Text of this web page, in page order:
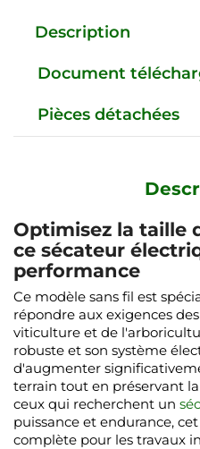
Description
Document
Pièces détachées
Optimisez la taille
ce sécateur
performance
Ce modèle sans fil est
répondre aux exigences
viticulture et de
robuste et son système
d'augmenter
terrain tout en préservant
ceux qui recherchent un
puissance et endurance,
complète pour les travaux